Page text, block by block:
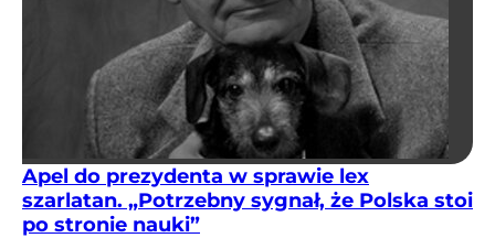
Apel do prezydenta w sprawie lex
szarlatan. „Potrzebny sygnał, że Polska stoi
po stronie nauki”